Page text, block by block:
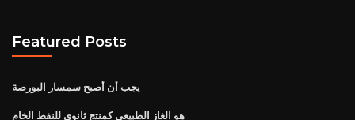
Featured Posts
يجب أن أصبح سمسار البورصة
هو الغاز الطبيعي كمنتج ثانوي للنفط الخام